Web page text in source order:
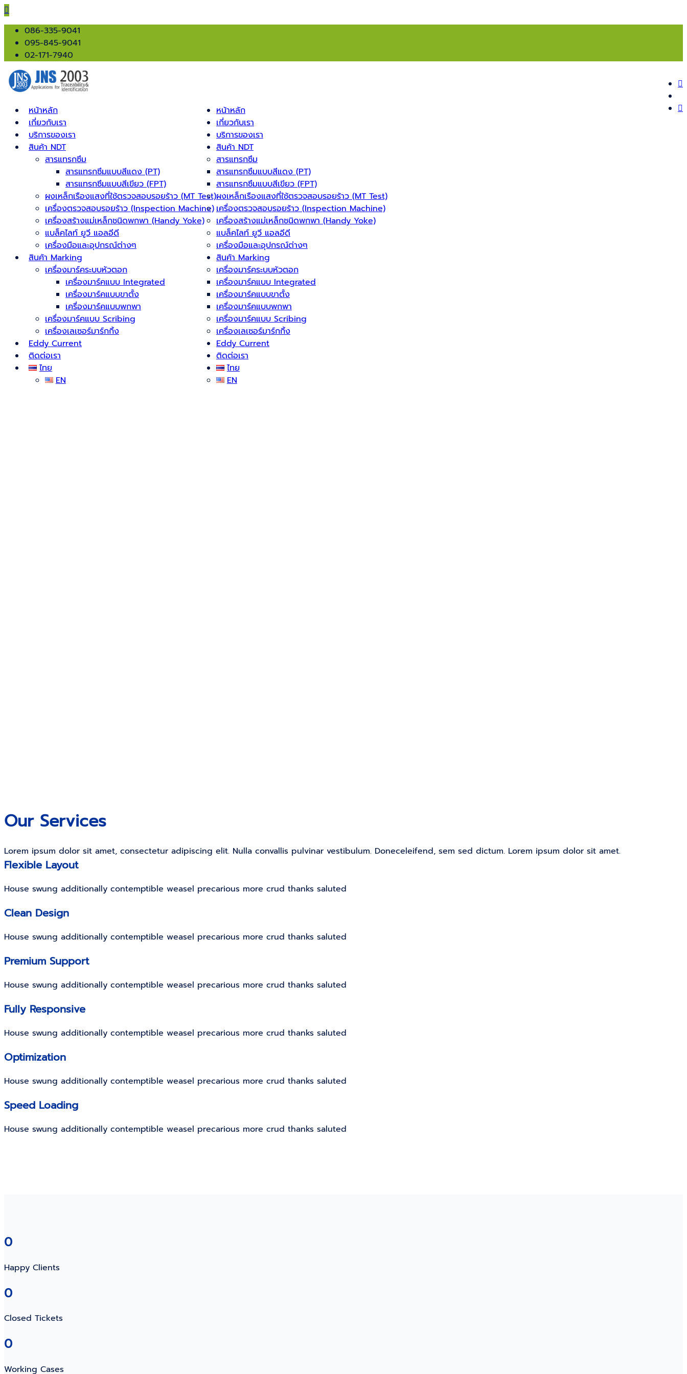
086-335-9041
095-845-9041
02-171-7940
หน้าหลัก
เกี่ยวกับเรา
บริการของเรา
สินค้า NDT
สารแทรกซึม
สารแทรกซึมแบบสีแดง (PT)
สารแทรกซึมแบบสีเขียว (FPT)
ผงเหล็กเรืองแสงที่ใช้ตรวจสอบรอยร้าว (MT Test)
เครื่องตรวจสอบรอยร้าว (Inspection Machine)
เครื่องสร้างแม่เหล็กชนิดพกพา (Handy Yoke)
แบล็คไลท์ ยูวี แอลอีดี
เครื่องมือและอุปกรณ์ต่างๆ
สินค้า Marking
เครื่องมาร์คระบบหัวตอก
เครื่องมาร์คแบบ Integrated
เครื่องมาร์คแบบขาตั้ง
เครื่องมาร์คแบบพกพา
เครื่องมาร์คแบบ Scribing
เครื่องเลเซอร์มาร์กกิ้ง
Eddy Current
ติดต่อเรา
ไทย
EN
หน้าหลัก
เกี่ยวกับเรา
บริการของเรา
สินค้า NDT
สารแทรกซึม
สารแทรกซึมแบบสีแดง (PT)
สารแทรกซึมแบบสีเขียว (FPT)
ผงเหล็กเรืองแสงที่ใช้ตรวจสอบรอยร้าว (MT Test)
เครื่องตรวจสอบรอยร้าว (Inspection Machine)
เครื่องสร้างแม่เหล็กชนิดพกพา (Handy Yoke)
แบล็คไลท์ ยูวี แอลอีดี
เครื่องมือและอุปกรณ์ต่างๆ
สินค้า Marking
เครื่องมาร์คระบบหัวตอก
เครื่องมาร์คแบบ Integrated
เครื่องมาร์คแบบขาตั้ง
เครื่องมาร์คแบบพกพา
เครื่องมาร์คแบบ Scribing
เครื่องเลเซอร์มาร์กกิ้ง
Eddy Current
ติดต่อเรา
ไทย
EN
Our Services
Lorem ipsum dolor sit amet, consectetur adipiscing elit. Nulla convallis pulvinar vestibulum. Doneceleifend, sem sed dictum. Lorem ipsum dolor sit amet.
Flexible Layout
House swung additionally contemptible weasel precarious more crud thanks saluted
Clean Design
House swung additionally contemptible weasel precarious more crud thanks saluted
Premium Support
House swung additionally contemptible weasel precarious more crud thanks saluted
Fully Responsive
House swung additionally contemptible weasel precarious more crud thanks saluted
Optimization
House swung additionally contemptible weasel precarious more crud thanks saluted
Speed Loading
House swung additionally contemptible weasel precarious more crud thanks saluted
0
Happy Clients
0
Closed Tickets
0
Working Cases